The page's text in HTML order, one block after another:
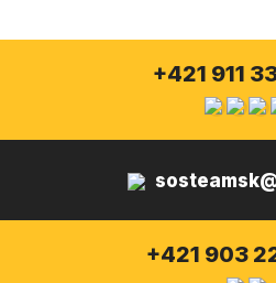
+421 911
+421 903